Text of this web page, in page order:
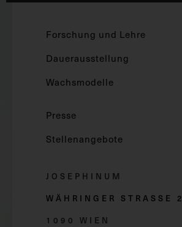
Forschung und Lehre
Dauerausstellung
Wachsmodelle
Presse
Stellenangebote
JOSEPHINUM
WÄHRINGER STRASSE 2
1090 WIEN